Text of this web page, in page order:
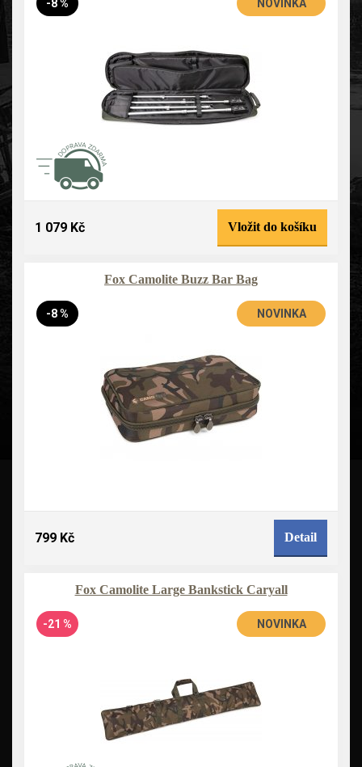
-8 % NOVINKA
1 079 Kč Vložit do košíku
Fox Camolite Buzz Bar Bag
-8 % NOVINKA
799 Kč Detail
Fox Camolite Large Bankstick Caryall
-21 % NOVINKA